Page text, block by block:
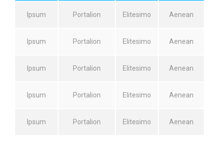
Ipsum Portalion Elitesimo Aenean
Ipsum Portalion Elitesimo Aenean
Ipsum Portalion Elitesimo Aenean
Ipsum Portalion Elitesimo Aenean
Ipsum Portalion Elitesimo Aenean